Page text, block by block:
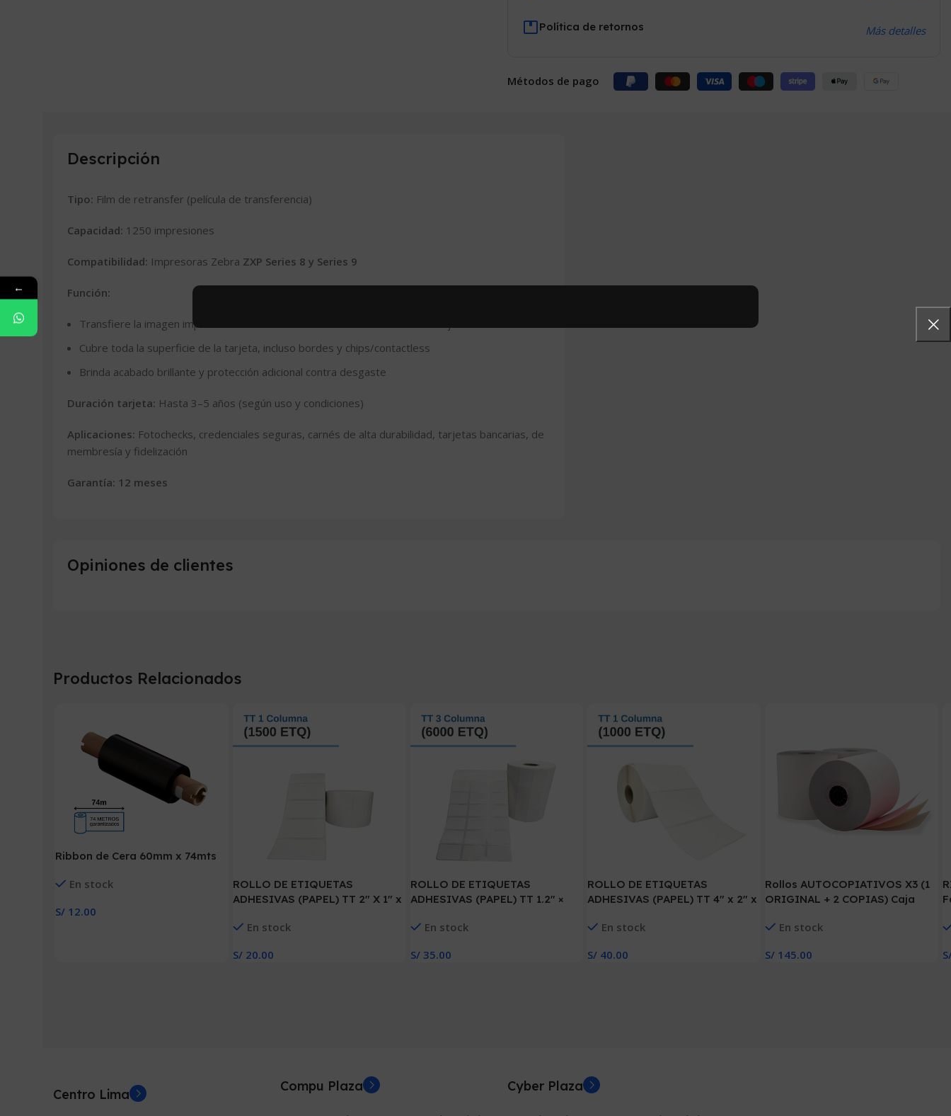
Política de retornos Más detalles
Métodos de pago
Descripción
Tipo: Film de retransfer (película de transferencia)
Capacidad: 1250 impresiones
Compatibilidad: Impresoras Zebra ZXP Series 8 y Series 9
Función:
Transfiere la imagen impresa desde el ribbon YMCK u otros al PVC de la tarjeta
Cubre toda la superficie de la tarjeta, incluso bordes y chips/contactless
Brinda acabado brillante y protección adicional contra desgaste
Duración tarjeta: Hasta 3–5 años (según uso y condiciones)
Aplicaciones: Fotochecks, credenciales seguras, carnés de alta durabilidad, tarjetas bancarias, de
membresía y fidelización
Garantía: 12 meses
Opiniones de clientes
Productos Relacionados
Ribbon de Cera 60mm x 74mts
En stock
S/ 12.00
ROLLO DE ETIQUETAS
ADHESIVAS (PAPEL) TT 2″ X 1″ x
MM X 25 MM)
En stock
S/20.00
ROLLO DE ETIQUETAS
ADHESIVAS (PAPEL) TT 1.2″ ×
TUCO 1″( 30 MM X 20 MM)
En stock
S/35.00
ROLLO DE ETIQUETAS
ADHESIVAS (PAPEL) TT 4″ x 2″ x
MM X 50 MM)
En stock
S/ 40.00
Rollos AUTOCOPIATIVOS X3 (1
ORIGINAL + 2 COPIAS) Caja
En stock
S/ 145.00
Centro Lima
Compu Plaza Cyber Plaza
←